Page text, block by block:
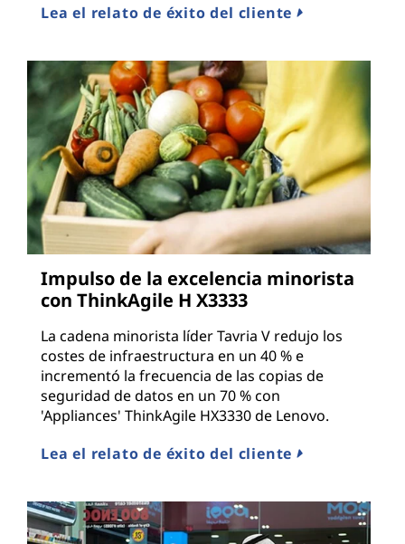
Lea el relato de éxito del cliente
Impulso de la excelencia minorista
con ThinkAgile H X3333
La cadena minorista líder Tavria V redujo los
costes de infraestructura en un 40 % e
incrementó la frecuencia de las copias de
seguridad de datos en un 70 % con
'Appliances' ThinkAgile HX3330 de Lenovo.
Lea el relato de éxito del cliente